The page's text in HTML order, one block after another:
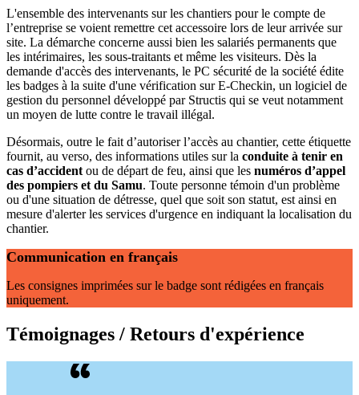
L'ensemble des intervenants sur les chantiers pour le compte de
l’entreprise se voient remettre cet accessoire lors de leur arrivée sur
site. La démarche concerne aussi bien les salariés permanents que
les intérimaires, les sous-traitants et même les visiteurs. Dès la
demande d'accès des intervenants, le PC sécurité de la société édite
les badges à la suite d'une vérification sur E-Checkin, un logiciel de
gestion du personnel développé par Structis qui se veut notamment
un moyen de lutte contre le travail illégal.
Désormais, outre le fait d’autoriser l’accès au chantier, cette étiquette
fournit, au verso, des informations utiles sur la conduite à tenir en
cas d’accident ou de départ de feu, ainsi que les numéros d’appel
des pompiers et du Samu. Toute personne témoin d'un problème
ou d'une situation de détresse, quel que soit son statut, est ainsi en
mesure d'alerter les services d'urgence en indiquant la localisation du
chantier.
Communication en français
Les consignes imprimées sur le badge sont rédigées en français
uniquement.
Témoignages / Retours d'expérience